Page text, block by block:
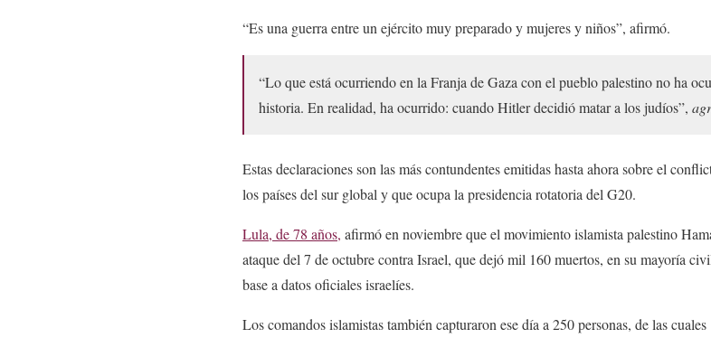
“Es una guerra entre un ejército muy preparado y mujeres y niños”, afirmó.
“Lo que está ocurriendo en la Franja de Gaza con el pueblo palestino no ha
historia. En realidad, ha ocurrido: cuando Hitler decidió matar a los judíos”,
Estas declaraciones son las más contundentes emitidas hasta ahora sobre el
los países del sur global y que ocupa la presidencia rotatoria del G20.
Lula, de 78 años, afirmó en noviembre que el movimiento islamista palestino
ataque del 7 de octubre contra Israel, que dejó mil 160 muertos, en su mayoría
base a datos oficiales israelíes.
Los comandos islamistas también capturaron ese día a 250 personas, de las